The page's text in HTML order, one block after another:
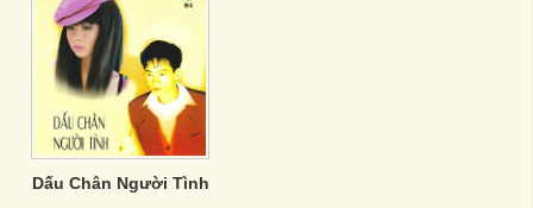
Dấu Chân Người Tình